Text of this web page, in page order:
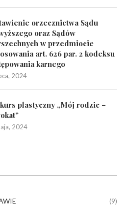
orzecznictwa Sądu
oraz Sądów
w przedmiocie
art. 626 par. 2 kodeksu
karnego
2024
plastyczny „Mój rodzic –
2024
(9)